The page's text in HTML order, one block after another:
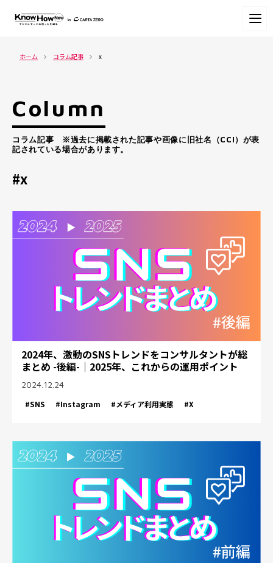
ホーム コラム記事 x
Column
コラム記事 ※過去に掲載された記事や画像に旧社名（CCI）が表
記されている場合があります。
#x
2024年、激動のSNSトレンドをコンサルタントが総
まとめ -後編-｜2025年、これからの運用ポイント
2024.12.24
#SNS
#Instagram #メディア利用実態 #X